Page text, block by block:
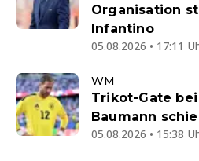
Organisation
Infantino
05.08.2026 • 17:11
WM
Trikot-Gate
Baumann
05.08.2026 • 15:38